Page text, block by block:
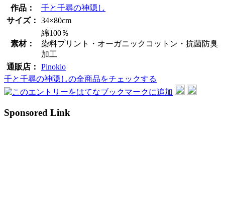
作品：
千と千尋の神隠し
サイズ：
34×80cm
素材：
綿100％
染料プリント・オーガニックコットン・抗菌防臭
加工
通販店：
Pinokio
千と千尋の神隠しの全商品をチェックする
Sponsored Link